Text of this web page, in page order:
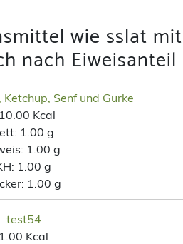
wie sslat mit
nach Eiweisanteil
Senf und Gurke
Kcal
1.00 g
1.00 g
1.00 g
1.00 g
test54
1.00 Kcal